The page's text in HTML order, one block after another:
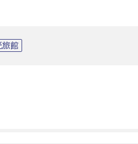
旅館